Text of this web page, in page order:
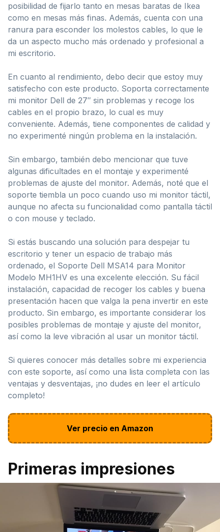
posibilidad de fijarlo tanto en mesas baratas de Ikea
como en mesas más finas. Además, cuenta con una
ranura para esconder los molestos cables, lo que le
da un aspecto mucho más ordenado y profesional a
mi escritorio.
En cuanto al rendimiento, debo decir que estoy muy
satisfecho con este producto. Soporta correctamente
mi monitor Dell de 27″ sin problemas y recoge los
cables en el propio brazo, lo cual es muy
conveniente. Además, tiene componentes de calidad y
no experimenté ningún problema en la instalación.
Sin embargo, también debo mencionar que tuve
algunas dificultades en el montaje y experimenté
problemas de ajuste del monitor. Además, noté que el
soporte tiembla un poco cuando uso mi monitor táctil,
aunque no afecta su funcionalidad como pantalla táctil
o con mouse y teclado.
Si estás buscando una solución para despejar tu
escritorio y tener un espacio de trabajo más
ordenado, el Soporte Dell MSA14 para Monitor
Modelo ‎MH1HV es una excelente elección. Su fácil
instalación, capacidad de recoger los cables y buena
presentación hacen que valga la pena invertir en este
producto. Sin embargo, es importante considerar los
posibles problemas de montaje y ajuste del monitor,
así como la leve vibración al usar un monitor táctil.
Si quieres conocer más detalles sobre mi experiencia
con este soporte, así como una lista completa con las
ventajas y desventajas, ¡no dudes en leer el artículo
completo!
Ver precio en Amazon
Primeras impresiones